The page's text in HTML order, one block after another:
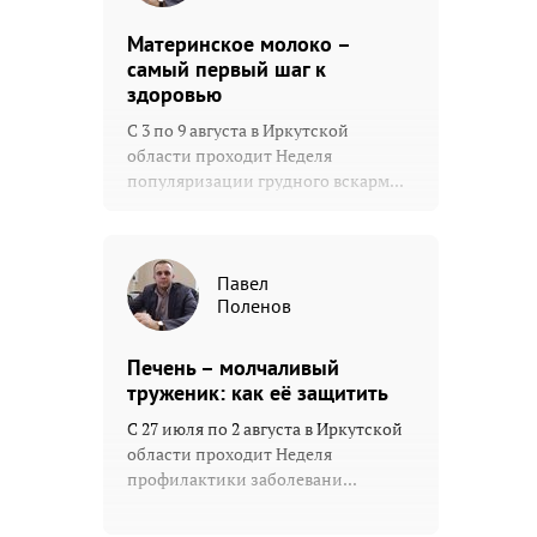
Материнское молоко –
самый первый шаг к
здоровью
С 3 по 9 августа в Иркутской
области проходит Неделя
популяризации грудного вскарм...
Павел
Поленов
Печень – молчаливый
труженик: как её защитить
С 27 июля по 2 августа в Иркутской
области проходит Неделя
профилактики заболевани...